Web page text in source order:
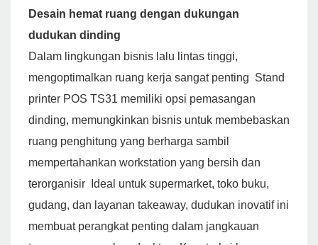
Desain hemat ruang dengan dukungan
dudukan dinding
Dalam lingkungan bisnis lalu lintas tinggi,
mengoptimalkan ruang kerja sangat penting Stand
printer POS TS31 memiliki opsi pemasangan
dinding, memungkinkan bisnis untuk membebaskan
ruang penghitung yang berharga sambil
mempertahankan workstation yang bersih dan
terorganisir Ideal untuk supermarket, toko buku,
gudang, dan layanan takeaway, dudukan inovatif ini
membuat perangkat penting dalam jangkauan